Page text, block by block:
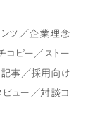
ツ／企業理念
コピー／ストー
事／採用向け
ビュー／対談コ